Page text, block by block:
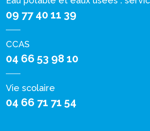
09 77 40 11 39
CCAS
04 66 53 98 10
Vie scolaire
04 66 71 71 54